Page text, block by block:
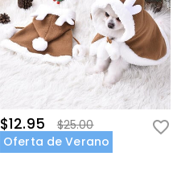
$12.95
$25.00
Oferta de Verano